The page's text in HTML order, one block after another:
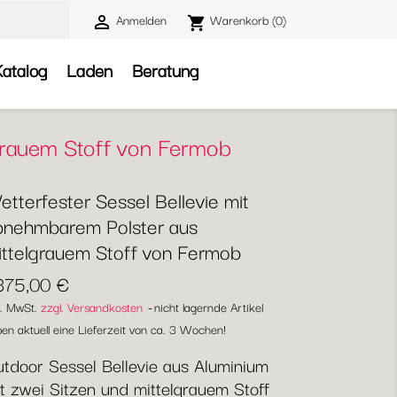
 Anmelden shopping_cart Warenkorb(0)
Laden Beratung
Stoff von Fermob
Sessel Bellevie mit
Polster aus
Stoff von Fermob
€
MwSt. zzgl. Versandkosten nicht lagernde Artikel
aktuell eine Lieferzeit von ca. 3 Wochen!
Sessel Bellevie aus Aluminium
zwei Sitzen und mittelgrauem Stoff